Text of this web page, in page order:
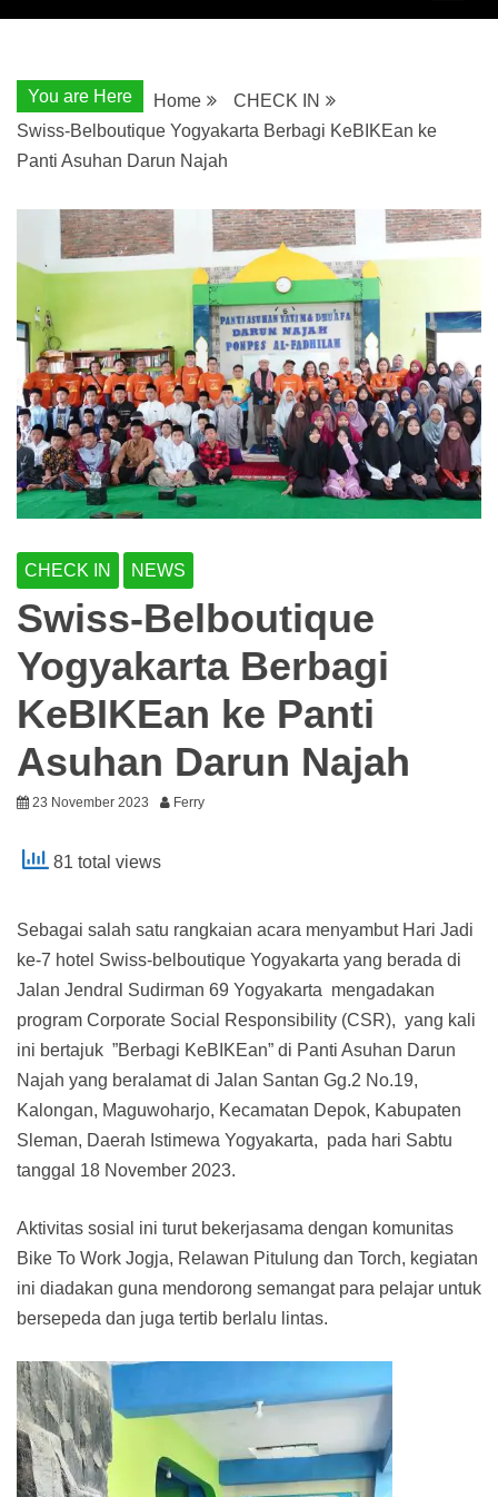
You are Here Home
CHECK IN
Swiss-Belboutique Yogyakarta Berbagi KeBIKEan ke
Panti Asuhan Darun Najah
CHECK IN NEWS
Swiss-Belboutique
Yogyakarta Berbagi
KeBIKEan ke Panti
Asuhan Darun Najah
23 November 2023 Ferry
81 total views
Sebagai salah satu rangkaian acara menyambut Hari Jadi
ke-7 hotel Swiss-belboutique Yogyakarta yang berada di
Jalan Jendral Sudirman 69 Yogyakarta mengadakan
program Corporate Social Responsibility (CSR), yang kali
ini bertajuk ”Berbagi KeBIKEan” di Panti Asuhan Darun
Najah yang beralamat di Jalan Santan Gg.2 No.19,
Kalongan, Maguwoharjo, Kecamatan Depok, Kabupaten
Sleman, Daerah Istimewa Yogyakarta, pada hari Sabtu
tanggal 18 November 2023.
Aktivitas sosial ini turut bekerjasama dengan komunitas
Bike To Work Jogja, Relawan Pitulung dan Torch, kegiatan
ini diadakan guna mendorong semangat para pelajar untuk
bersepeda dan juga tertib berlalu lintas.